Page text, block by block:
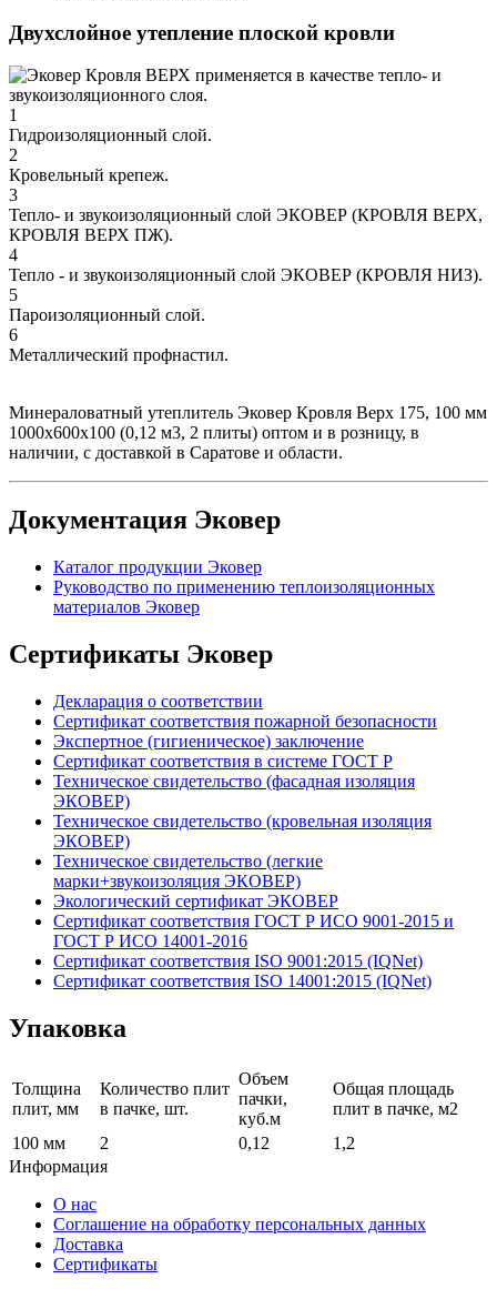
Двухслойное утепление плоской кровли
1
Гидроизоляционный слой.
2
Кровельный крепеж.
3
Тепло- и звукоизоляционный слой ЭКОВЕР (КРОВЛЯ ВЕРХ,
КРОВЛЯ ВЕРХ ПЖ).
4
Тепло - и звукоизоляционный слой ЭКОВЕР (КРОВЛЯ НИЗ).
5
Пароизоляционный слой.
6
Металлический профнастил.
Минераловатный утеплитель Эковер Кровля Верх 175, 100 мм
1000х600х100 (0,12 м3, 2 плиты) оптом и в розницу, в
наличии, с доставкой в Саратове и области.
Документация Эковер
Каталог продукции Эковер
Руководство по применению теплоизоляционных
материалов Эковер
Сертификаты Эковер
Декларация о соответствии
Сертификат соответствия пожарной безопасности
Экспертное (гигиеническое) заключение
Сертификат соответствия в системе ГОСТ Р
Техническое свидетельство (фасадная изоляция
ЭКОВЕР)
Техническое свидетельство (кровельная изоляция
ЭКОВЕР)
Техническое свидетельство (легкие
марки+звукоизоляция ЭКОВЕР)
Экологический сертификат ЭКОВЕР
Сертификат соответствия ГОСТ Р ИСО 9001-2015 и
ГОСТ Р ИСО 14001-2016
Сертификат соответствия ISO 9001:2015 (IQNet)
Сертификат соответствия ISO 14001:2015 (IQNet)
Упаковка
Толщина
плит, мм
Количество плит
в пачке, шт.
Объем
пачки,
куб.м
Общая площадь
плит в пачке, м2
100 мм
2 0,12
1,2
Информация
О нас
Соглашение на обработку персональных данных
Доставка
Сертификаты